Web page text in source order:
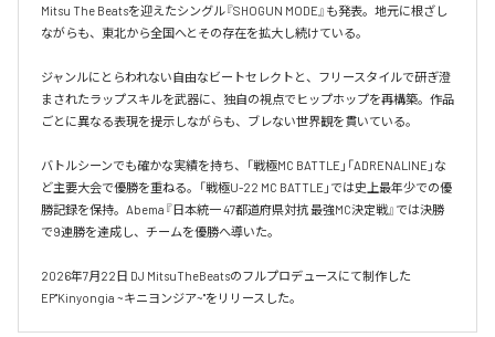
Mitsu The Beatsを迎えたシングル『SHOGUN MODE』も発表。地元に根ざし
ながらも、東北から全国へとその存在を拡大し続けている。
ジャンルにとらわれない自由なビートセレクトと、フリースタイルで研ぎ澄
まされたラップスキルを武器に、独自の視点でヒップホップを再構築。作品
ごとに異なる表現を提示しながらも、ブレない世界観を貫いている。
バトルシーンでも確かな実績を持ち、「戦極MC BATTLE」「ADRENALINE」な
ど主要大会で優勝を重ねる。「戦極U-22 MC BATTLE」では史上最年少での優
勝記録を保持。Abema『日本統一 47都道府県対抗 最強MC決定戦』では決勝
で9連勝を達成し、チームを優勝へ導いた。
2026年7月22日 DJ MitsuTheBeatsのフルプロデュースにて制作した
EP''Kinyongia ~キニヨンジア~''をリリースした。